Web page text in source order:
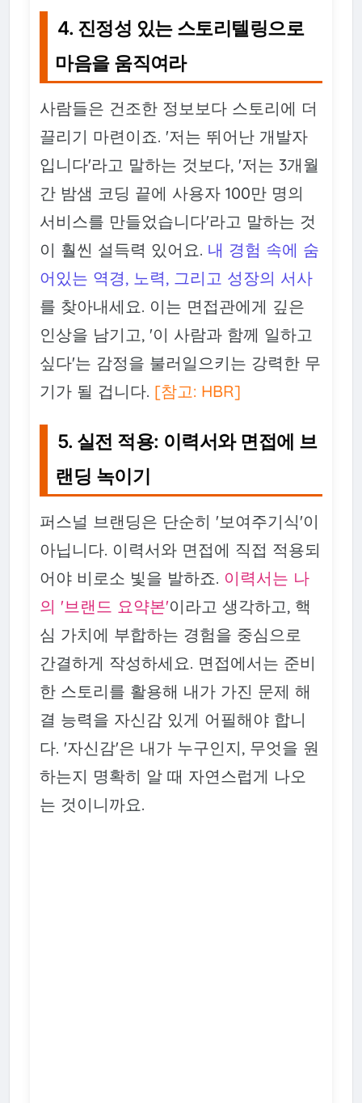
4. 진정성 있는 스토리텔링으로
마음을 움직여라
사람들은 건조한 정보보다 스토리에 더
끌리기 마련이죠. '저는 뛰어난 개발자
입니다'라고 말하는 것보다, '저는 3개월
간 밤샘 코딩 끝에 사용자 100만 명의
서비스를 만들었습니다'라고 말하는 것
이 훨씬 설득력 있어요. 내 경험 속에 숨
어있는 역경, 노력, 그리고 성장의 서사
를 찾아내세요. 이는 면접관에게 깊은
인상을 남기고, '이 사람과 함께 일하고
싶다'는 감정을 불러일으키는 강력한 무
기가 될 겁니다. [참고: HBR]
5. 실전 적용: 이력서와 면접에 브
랜딩 녹이기
퍼스널 브랜딩은 단순히 '보여주기식'이
아닙니다. 이력서와 면접에 직접 적용되
어야 비로소 빛을 발하죠. 이력서는 나
의 '브랜드 요약본'이라고 생각하고, 핵
심 가치에 부합하는 경험을 중심으로
간결하게 작성하세요. 면접에서는 준비
한 스토리를 활용해 내가 가진 문제 해
결 능력을 자신감 있게 어필해야 합니
다. '자신감'은 내가 누구인지, 무엇을 원
하는지 명확히 알 때 자연스럽게 나오
는 것이니까요.